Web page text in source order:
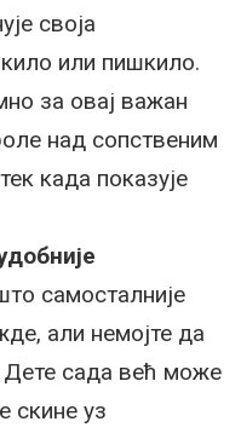
своја
или пишкило.
за овај важан
над сопственим
када показује
самосталније
али немојте да
Дете сада већ може
скине уз